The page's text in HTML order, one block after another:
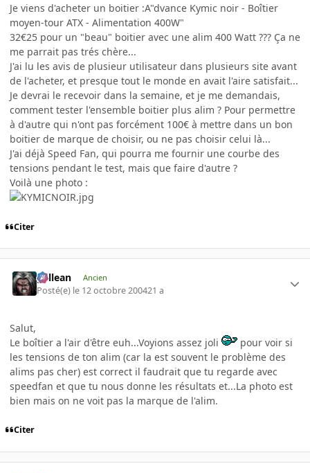
Je viens d'acheter un boitier :A"dvance Kymic noir - Boîtier
moyen-tour ATX - Alimentation 400W"
32€25 pour un "beau" boitier avec une alim 400 Watt ??? Ça ne
me parrait pas trés chère...
J'ai lu les avis de plusieur utilisateur dans plusieurs site avant
de l'acheter, et presque tout le monde en avait l'aire satisfait...
Je devrai le recevoir dans la semaine, et je me demandais,
comment tester l'ensemble boitier plus alim ? Pour permettre
à d'autre qui n'ont pas forcément 100€ à mettre dans un bon
boitier de marque de choisir, ou ne pas choisir celui là...
J'ai déjà Speed Fan, qui pourra me fournir une courbe des
tensions pendant le test, mais que faire d'autre ?
Voilà une photo :
Citer
gallean Ancien
Posté(e) le 12 octobre 200421 a
Salut,
Le boîtier a l'air d'être euh...Voyions assez joli
pour voir si
les tensions de ton alim (car la est souvent le problème des
alims pas cher) est correct il faudrait que tu regarde avec
speedfan et que tu nous donne les résultats et...La photo est
bien mais on ne voit pas la marque de l'alim.
Citer